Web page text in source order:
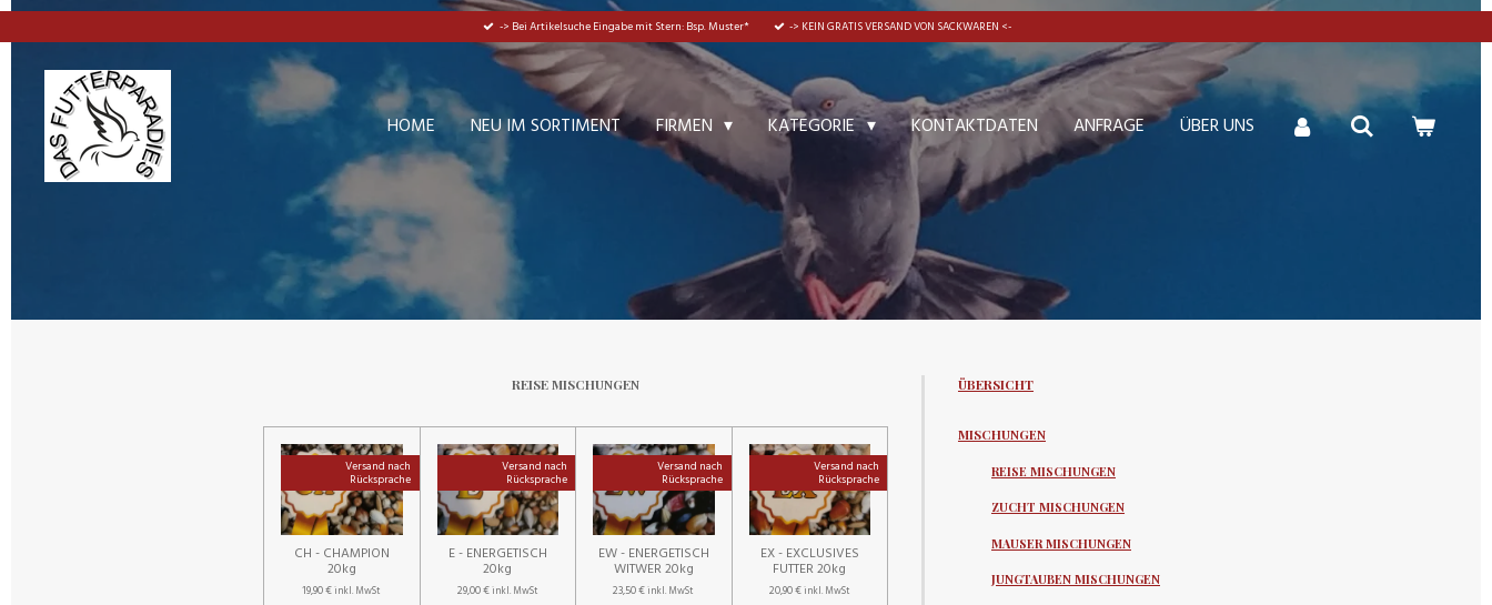
-> Bei Artikelsuche Eingabe mit Stern: Bsp. Muster* -> KEIN GRATIS VERSAND VON SACKWAREN <-
HOME NEU IM SORTIMENT FIRMEN KATEGORIE KONTAKTDATEN ANFRAGE ÜBER UNS
REISE MISCHUNGEN
Versand nach
Rücksprache
CH - CHAMPION
20kg
19,90 €inkl. MwSt
Versand nach
Rücksprache
E - ENERGETISCH
20kg
29,00 €inkl. MwSt
Versand nach
Rücksprache
EW - ENERGETISCH
WITWER 20kg
23,50 €inkl. MwSt
Versand nach
Rücksprache
EX - EXCLUSIVES
FUTTER 20kg
20,90 €inkl. MwSt
ÜBERSICHT
MISCHUNGEN
REISE MISCHUNGEN
ZUCHT MISCHUNGEN
MAUSER MISCHUNGEN
JUNGTAUBEN MISCHUNGEN